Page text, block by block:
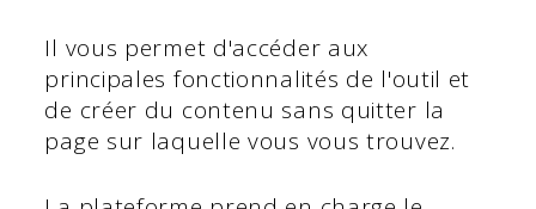
Il vous permet d'accéder aux
principales fonctionnalités de l'outil et
de créer du contenu sans quitter la
page sur laquelle vous vous trouvez.